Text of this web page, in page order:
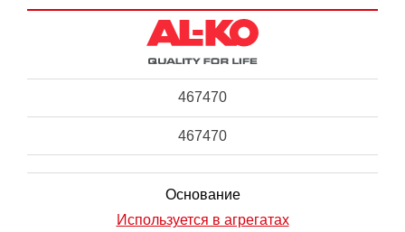
467470
467470
Основание
Используется в агрегатах